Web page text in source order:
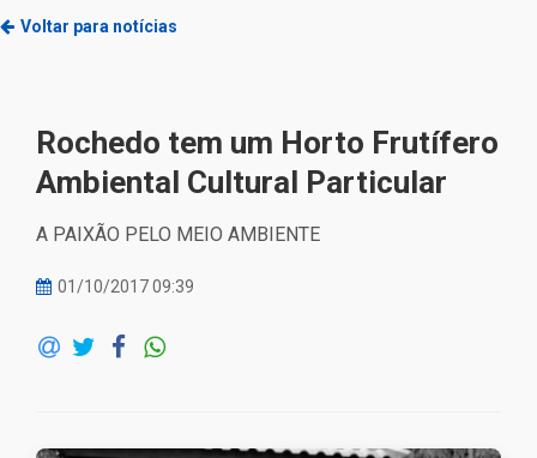
Voltar para notícias
Rochedo tem um Horto Frutífero
Ambiental Cultural Particular
A PAIXÃO PELO MEIO AMBIENTE
01/10/2017 09:39